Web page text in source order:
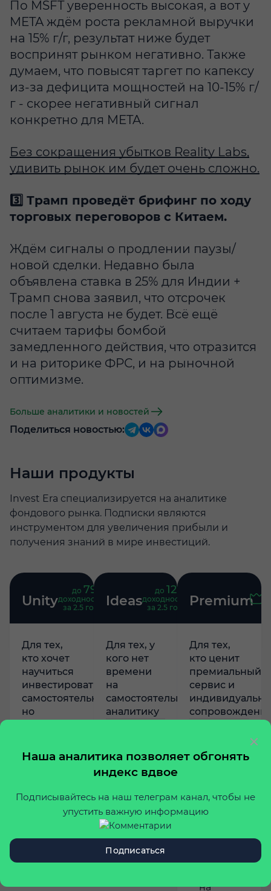
Наша аналитика позволяет обгонять
индекс вдвое
Подписывайтесь на наш телеграм канал, чтобы не
упустить важную информацию
Подписаться
По MSFT уверенность высокая, а вот у
META ждём роста рекламной выручки
на 15% г/г, результат ниже будет
воспринят рынком негативно. Также
думаем, что повысят таргет по капексу
из-за дефицита мощностей на 10-15% г/
г - скорее негативный сигнал
конкретно для META.
Без сокращения убытков Reality Labs,
удивить рынок им будет очень сложно.
3️⃣ Трамп проведёт брифинг по ходу
торговых переговоров с Китаем.
Ждём сигналы о продлении паузы/
новой сделки. Недавно была
объявлена ставка в 25% для Индии +
Трамп снова заявил, что отсрочек
после 1 августа не будет. Всё ещё
считаем тарифы бомбой
замедленного действия, что отразится
и на риторике ФРС, и на рыночной
оптимизме.
Больше аналитики и новостей
Поделиться новостью:
Наши продукты
Invest Era специализируется на аналитике
фондового рынка. Подписки являются
инструментом для увеличения прибыли и
получения знаний в мире инвестиций.
Unity
до 79
доходность
за 2.5 года
Для тех,
кто хочет
научиться
инвестировать
самостоятельно,
но
к чату с
Расскажем, в
какие акции
выгодно
продать
Ideas
до 121
доходность
за 2.5 года
Для тех, у
кого нет
времени
на
самостоятельную
аналитику
рекомендациям
по сделкам от
экспертов
Поможем
привести
портфель
к нашему
Premium
Для тех,
кто ценит
премиальный
сервис и
менеджер
подготовит
вашим целям
готов
на